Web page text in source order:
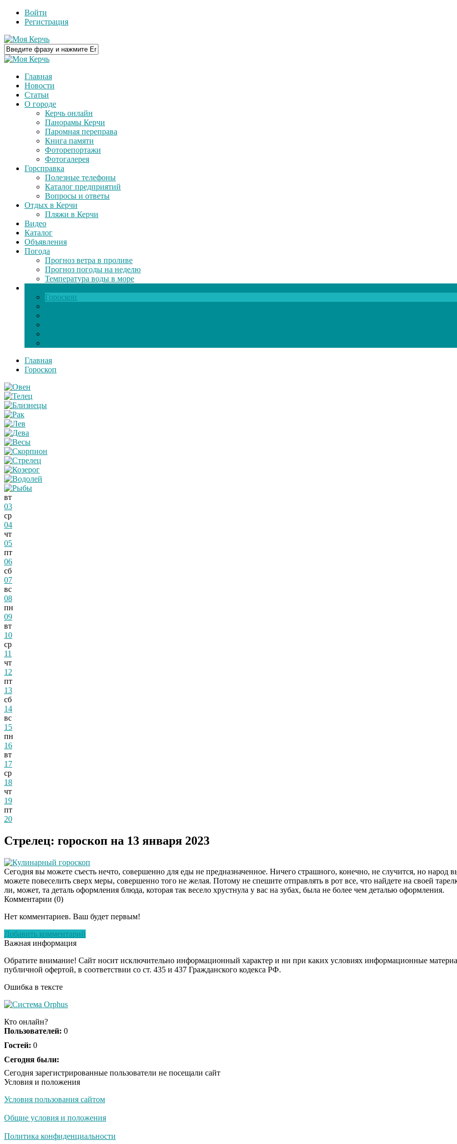
Войти
Регистрация
Главная
Новости
Статьи
О городе
Керчь онлайн
Панорамы Керчи
Паромная переправа
Книга памяти
Фоторепортажи
Фотогалерея
Горсправка
Полезные телефоны
Каталог предприятий
Вопросы и ответы
Отдых в Керчи
Пляжи в Керчи
Видео
Каталог
Объявления
Погода
Прогноз ветра в проливе
Прогноз погоды на неделю
Температура воды в море
Гороскоп
Главная
Гороскоп
вт
03
ср
04
чт
05
пт
06
сб
07
вс
08
пн
09
вт
10
ср
11
чт
12
пт
13
сб
14
вс
15
пн
16
вт
17
ср
18
чт
19
пт
20
Стрелец: гороскоп на 13 января 2023
Кулинарный гороскоп
Сегодня вы можете съесть нечто, совершенно для еды не предназначенное. Ничего страшного, конечно, не случится, но народ
можете повеселить сверх меры, совершенно того не желая. Потому не спешите отправлять в рот все, что найдете на своей
ли, может, та деталь оформления блюда, которая так весело хрустнула у вас на зубах, была не более чем деталью оформления.
Комментарии (0)
Нет комментариев. Ваш будет первым!
Добавить комментарий
Важная информация
Обратите внимание! Сайт носит исключительно информационный характер и ни при каких условиях информационные
публичной офертой, в соответствии со ст. 435 и 437 Гражданского кодекса РФ.
Ошибка в тексте
Кто онлайн?
Пользователей: 0
Гостей: 0
Сегодня были:
Сегодня зарегистрированные пользователи не посещали сайт
Условия и положения
Условия пользования сайтом
Общие условия и положения
Политика конфиденциальности